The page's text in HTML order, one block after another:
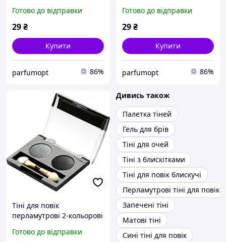
Готово до відправки
29₴
Купити
parfumopt 86%
Готово до відправки
29₴
Купити
parfumopt 86%
Тіні для повік
перламутрові 2-кольорові
02
Готово до відправки
Дивись також
Палетка тіней
Гель для брів
Тіні для очей
Тіні з блискітками
Тіні для повік блискучі
Перламутрові тіні для повік
Запечені тіні
Матові тіні
Сині тіні для повік